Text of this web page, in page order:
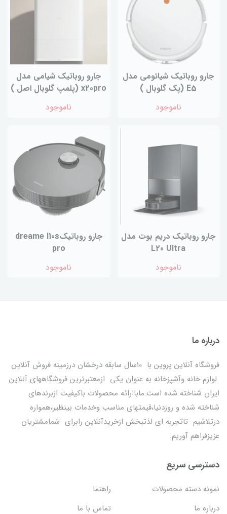
جارو روباتیک شیائومی مدل
E5 (پک گلوبال )
ناموجود
جارو روباتیک شیامی مدل
x20pro (پلمپ گلوبال اصل )
ناموجود
جارو روباتیک دریم بوت مدل
L20 Ultra
ناموجود
جارو روباتیکdreame l10s
pro
ناموجود
درباره ما
فروشگاه آنلاین پروین با 10سال سابقه درخشان درزمینه فروش آنلاین
لوازم خانه وآشپزخانه به عنوان یکی ازمعتبرترین فروشگاههای آنلاین
ایران شناخته شده است.ماباارائه محصولات باکیفیت ازبرندهای
شناخته شده و روزدنیا،قیمتهای مناسب وخدمات بینظیر،همواره
درتلاشیم تاتجربه ای لذتبخش ازخریدآنلاین رابرای شمامشتریان
عزیزفراهم آوریم.
دسترسی سریع
نمونه دسته محصولات
راهنما
درباره ما
تماس با ما